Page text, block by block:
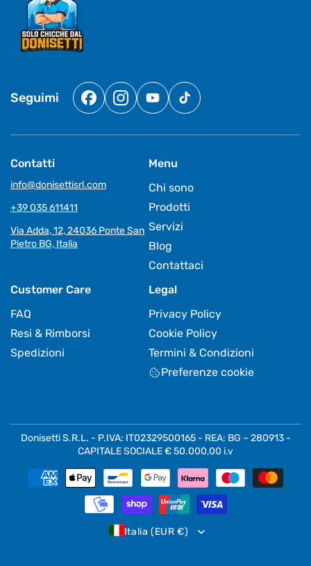
Seguimi
FacebookInstagram
YouTubeTikTok
Contatti
info@donisettisrl.com
+39 035 611411
Via Adda, 12, 24036 Ponte San
Pietro BG, Italia
Menu
Chi sono
Prodotti
Servizi
Blog
Contattaci
Customer Care
FAQ
Resi & Rimborsi
Spedizioni
Legal
Privacy Policy
Cookie Policy
Termini & Condizioni
Preferenze cookie
Donisetti S.R.L. - P.IVA: IT02329500165 - REA: BG – 280913 -
CAPITALE SOCIALE € 50.000,00 i.v
Metodi
Italia (EUR €)